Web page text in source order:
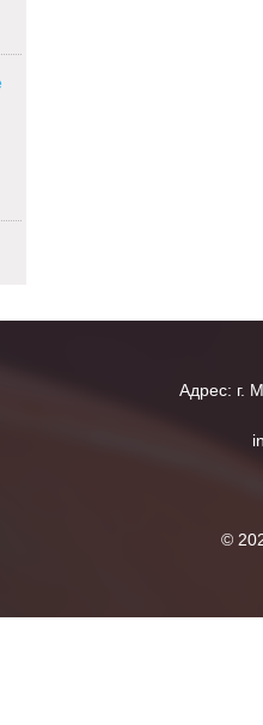
Адрес: г.
©